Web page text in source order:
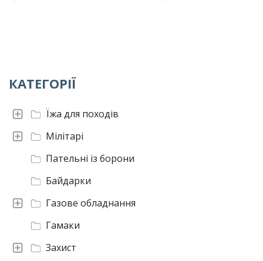
КАТЕГОРІЇ
Захист
Гамаки
Газове обладнання
Байдарки
Пательні із борони
Мілітарі
Їжа для походів